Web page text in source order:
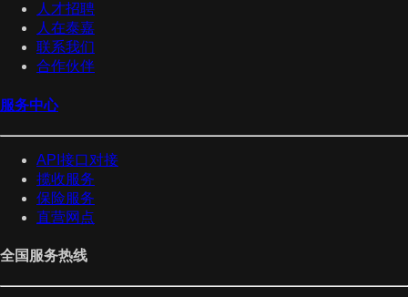
人才招聘
人在泰嘉
联系我们
合作伙伴
服务中心
API接口对接
揽收服务
保险服务
直营网点
全国服务热线